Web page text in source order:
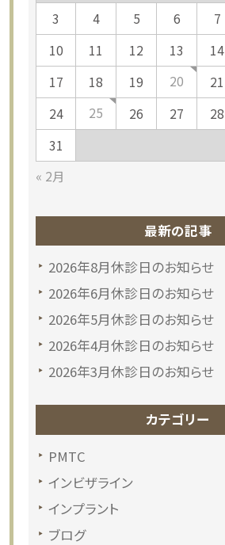
« 2月
3
4 5 6 7
10
11 12 13 14
17
18 19 20 21
24
25 26 27 28
31
最新の記事
2026年8月休診日のお知らせ
2026年6月休診日のお知らせ
2026年5月休診日のお知らせ
2026年4月休診日のお知らせ
2026年3月休診日のお知らせ
カテゴリー
PMTC
インビザライン
インプラント
ブログ